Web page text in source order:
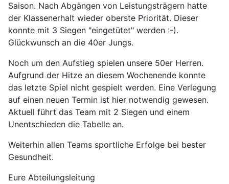
Saison. Nach Abgängen von Leistungsträgern hatte
der Klassenerhalt wieder oberste Priorität. Dieser
konnte mit 3 Siegen "eingetütet" werden :-).
Glückwunsch an die 40er Jungs.
Noch um den Aufstieg spielen unsere 50er Herren.
Aufgrund der Hitze an diesem Wochenende konnte
das letzte Spiel nicht gespielt werden. Eine Verlegung
auf einen neuen Termin ist hier notwendig gewesen.
Aktuell führt das Team mit 2 Siegen und einem
Unentschieden die Tabelle an.
Weiterhin allen Teams sportliche Erfolge bei bester
Gesundheit.
Eure Abteilungsleitung